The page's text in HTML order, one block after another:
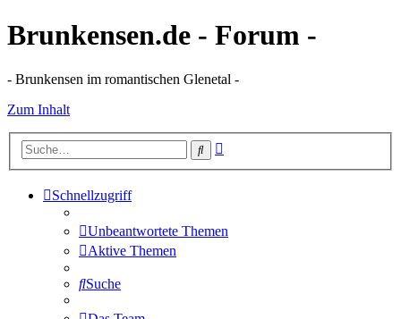
Brunkensen.de - Forum -
- Brunkensen im romantischen Glenetal -
Zum Inhalt
Suche
Schnellzugriff
Unbeantwortete Themen
Aktive Themen
Suche